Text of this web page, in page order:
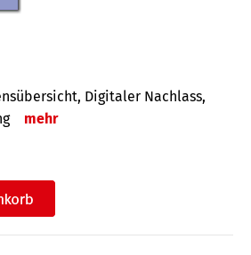
Digitaler Nach­lass,
mehr